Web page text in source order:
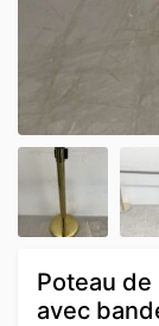
Poteau
avec